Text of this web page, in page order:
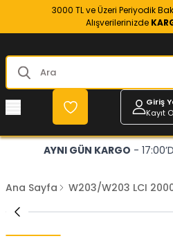
3000 TL ve Üzeri Periyodik
Alışverilerinizde
Giriş
Kayıt
AYNI GÜN KARGO -
Ana Sayfa W203/W203 LCI